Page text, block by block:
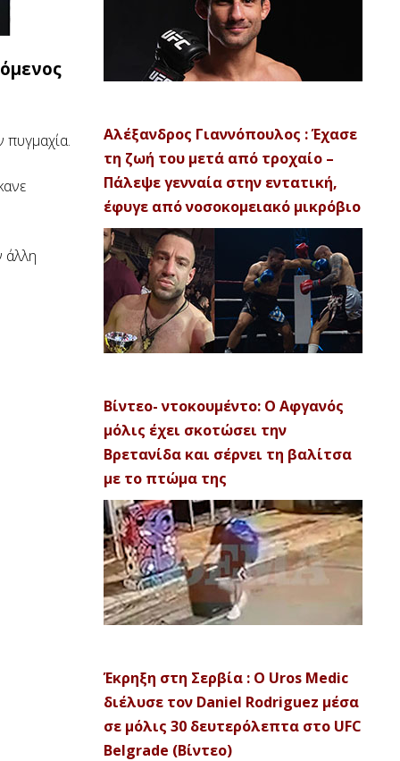
πυγμαχία.
άλλη
Αλέξανδρος Γιαννόπουλος : Έχασε
τη ζωή του μετά από τροχαίο –
Πάλεψε γενναία στην εντατική,
έφυγε από νοσοκομειακό μικρόβιο
Βίντεο- ντοκουμέντο: Ο Αφγανός
μόλις έχει σκοτώσει την
Βρετανίδα και σέρνει τη βαλίτσα
με το πτώμα της
Έκρηξη στη Σερβία : Ο Uros Medic
διέλυσε τον Daniel Rodriguez μέσα
σε μόλις 30 δευτερόλεπτα στο UFC
Belgrade (Βίντεο)